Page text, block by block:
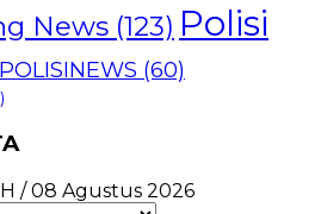
News (123) Polisi
POLISINEWS (60)
/ 08 Agustus 2026